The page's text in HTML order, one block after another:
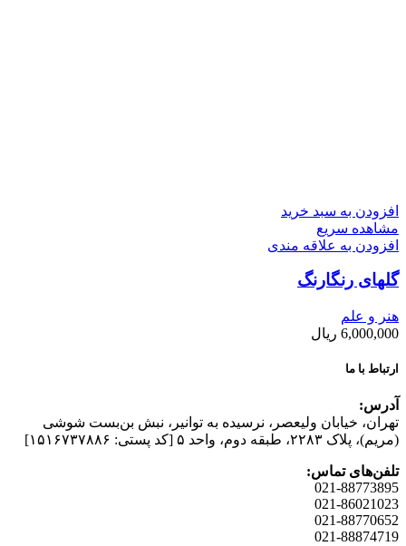
افزودن به سبد خرید
مشاهده سریع
افزودن به علاقه مندی
گلهای رنگارنگ
هنر و علم
6,000,000 ریال
ارتباط با ما
آدرس:
تهران، خیابان وليعصر، نرسيده به توانير، نبش بن‌بست شوشی
(مريم)، پلاک ۲۲۸۳، طبقه دوم، واحد ۵ [کد پستی: ۱۵۱۶۷۳۷۸۸۶]
تلفن‌های تماس:
021-88773895
021-86021023
021-88770652
021-88874719